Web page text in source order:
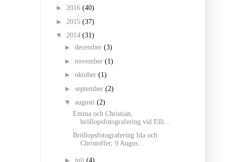
► 2016 (40)
► 2015 (37)
▼ 2014 (31)
► december (3)
► november (1)
► oktober (1)
► september (2)
▼ augusti (2)
Emma och Christian,
bröllopsfotografering vid Elli...
Bröllopsfotografering Ida och
Christoffer, 9 Augus...
► juli (4)